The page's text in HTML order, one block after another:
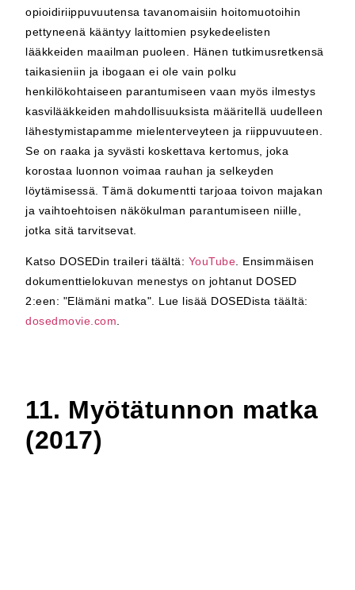
opioidiriippuvuutensa tavanomaisiin hoitomuotoihin
pettyneenä kääntyy laittomien psykedeelisten
lääkkeiden maailman puoleen. Hänen tutkimusretkensä
taikasieniin ja ibogaan ei ole vain polku
henkilökohtaiseen parantumiseen vaan myös ilmestys
kasvilääkkeiden mahdollisuuksista määritellä uudelleen
lähestymistapamme mielenterveyteen ja riippuvuuteen.
Se on raaka ja syvästi koskettava kertomus, joka
korostaa luonnon voimaa rauhan ja selkeyden
löytämisessä. Tämä dokumentti tarjoaa toivon majakan
ja vaihtoehtoisen näkökulman parantumiseen niille,
jotka sitä tarvitsevat.
Katso DOSEDin traileri täältä: YouTube. Ensimmäisen
dokumenttielokuvan menestys on johtanut DOSED
2:een: "Elämäni matka". Lue lisää DOSEDista täältä:
dosedmovie.com.
11. Myötätunnon matka
(2017)